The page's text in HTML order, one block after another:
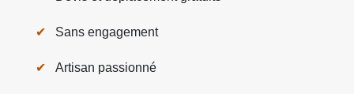
Sans engagement
Artisan passionné